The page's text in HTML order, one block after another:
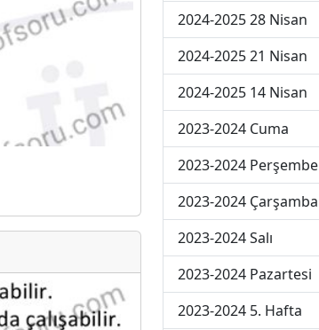
2024-2025 28 Nisan
2024-2025 21 Nisan
2024-2025 14 Nisan
2023-2024 Cuma
2023-2024 Perşembe
2023-2024 Çarşamba
2023-2024 Salı
2023-2024 Pazartesi
2023-2024 5. Hafta